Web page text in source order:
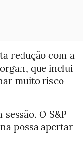
redução com a
que inclui
muito risco
O S&P
possa apertar